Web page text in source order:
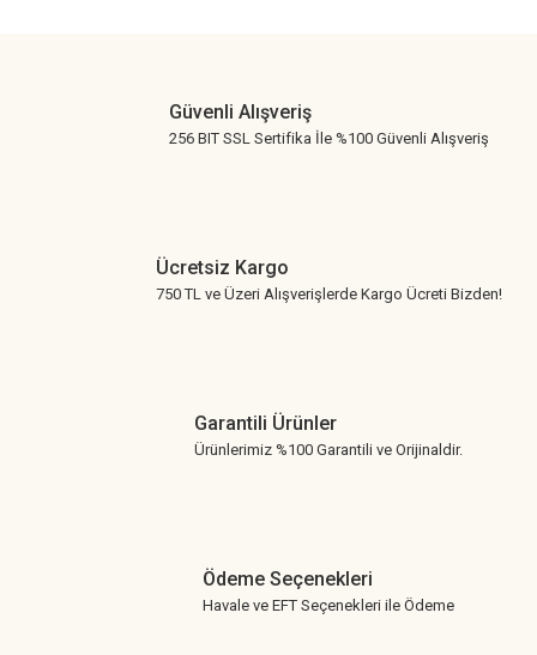
Güvenli Alışveriş
256 BIT SSL Sertifika İle %100 Güvenli Alışveriş
Ücretsiz Kargo
750 TL ve Üzeri Alışverişlerde Kargo Ücreti Bizden!
Garantili Ürünler
Ürünlerimiz %100 Garantili ve Orijinaldir.
Ödeme Seçenekleri
Havale ve EFT Seçenekleri ile Ödeme